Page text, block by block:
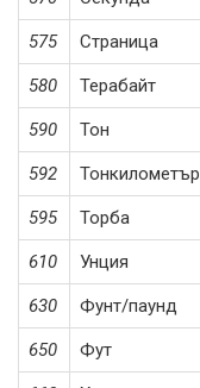
575 Страница
580 Терабайт
590 Тон
592 Тонкилометър
595 Торба
610 Унция
630 Фунт/паунд
650 Фут